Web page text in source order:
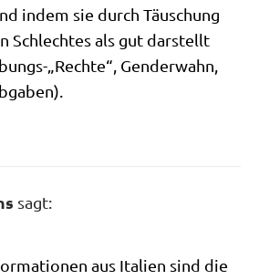
indem sie durch Täu­schung
Schlech­tes als gut dar­stellt
„Rechte“, Gen­der­wahn,
sagt:
aus Ita­li­en sind die